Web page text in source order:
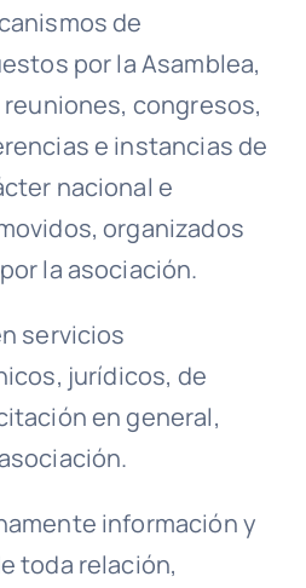
de
por laAsamblea,
congresos,
e instancias de
nacional e
organizados
la asociación.
servicios
jurídicos, de
en general,
información y
toda relación,